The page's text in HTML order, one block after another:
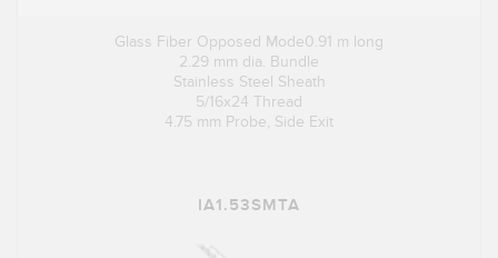
Glass Fiber Opposed Mode0.91 m long
2.29 mm dia. Bundle
Stainless Steel Sheath
5/16x24 Thread
4.75 mm Probe, Side Exit
IA1.53SMTA